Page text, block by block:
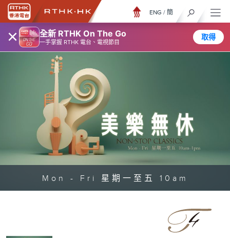
× 全新 RTHK On The Go
一手掌握 RTHK 電台、電視節目
取得
ENG / 簡
Mon - Fri 星期一至五 10am